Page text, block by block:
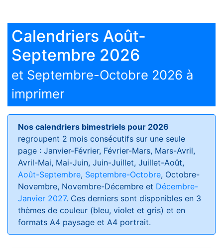
Calendriers Août-
Septembre 2026
et Septembre-Octobre 2026 à
imprimer
Nos calendriers bimestriels pour 2026
regroupent 2 mois consécutifs sur une seule
page : Janvier-Février, Février-Mars, Mars-Avril,
Avril-Mai, Mai-Juin, Juin-Juillet, Juillet-Août,
Août-Septembre, Septembre-Octobre, Octobre-
Novembre, Novembre-Décembre et Décembre-
Janvier 2027. Ces derniers sont disponibles en 3
thèmes de couleur (bleu, violet et gris) et en
formats A4 paysage et A4 portrait.